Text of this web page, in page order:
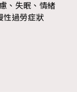
、失眠、情緒
性過勞症狀